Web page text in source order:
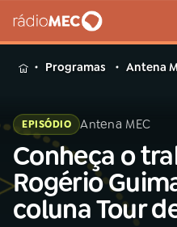
MENU
Buscar
na
Rádio
MEC
Programas Antena
EPISÓDIO Antena MEC
Conheça o
Rogério
coluna Tour